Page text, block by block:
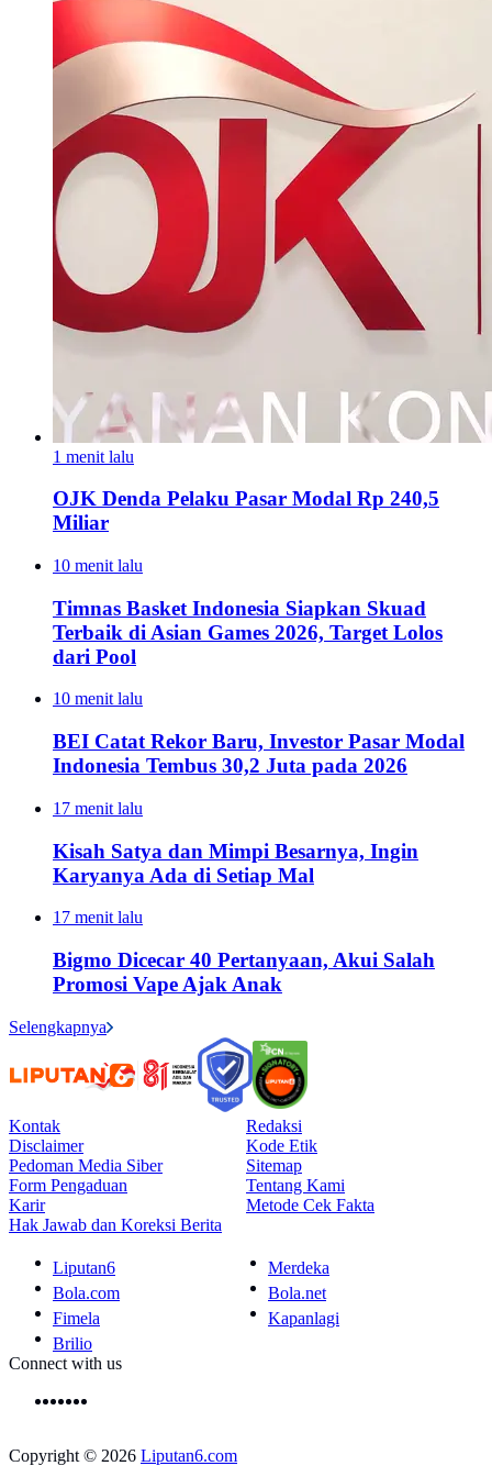
1 menit lalu
OJK Denda Pelaku Pasar Modal Rp 240,5
Miliar
10 menit lalu
Timnas Basket Indonesia Siapkan Skuad
Terbaik di Asian Games 2026, Target Lolos
dari Pool
10 menit lalu
BEI Catat Rekor Baru, Investor Pasar Modal
Indonesia Tembus 30,2 Juta pada 2026
17 menit lalu
Kisah Satya dan Mimpi Besarnya, Ingin
Karyanya Ada di Setiap Mal
17 menit lalu
Bigmo Dicecar 40 Pertanyaan, Akui Salah
Promosi Vape Ajak Anak
Selengkapnya
Kontak
Redaksi
Disclaimer
Kode Etik
Pedoman Media Siber
Sitemap
Form Pengaduan
Tentang Kami
Karir
Metode Cek Fakta
Hak Jawab dan Koreksi Berita
Liputan6
Merdeka
Bola.com
Bola.net
Fimela
Kapanlagi
Brilio
Connect with us
Copyright © 2026 Liputan6.com